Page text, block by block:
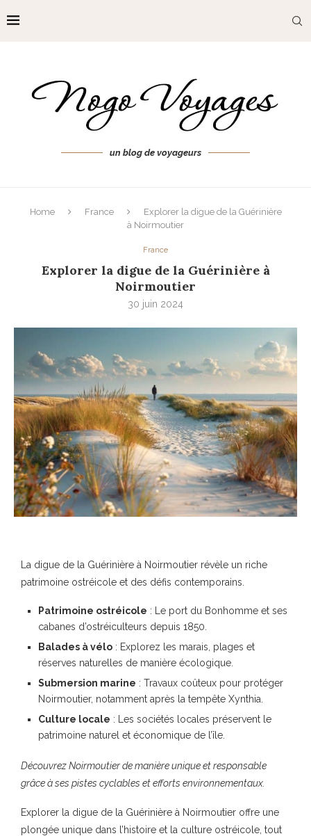
un blog de voyageurs
Home France
Explorer la digue de la Guérinière
à Noirmoutier
France
Explorer la digue de la Guérinière à
Noirmoutier
30 juin 2024
La digue de la Guérinière à Noirmoutier révèle un riche
patrimoine ostréicole et des défis contemporains.
Patrimoine ostréicole : Le port du Bonhomme et ses
cabanes d’ostréiculteurs depuis 1850.
Balades à vélo : Explorez les marais, plages et
réserves naturelles de manière écologique.
Submersion marine : Travaux coûteux pour protéger
Noirmoutier, notamment après la tempête Xynthia.
Culture locale : Les sociétés locales préservent le
patrimoine naturel et économique de l’île.
Découvrez Noirmoutier de manière unique et responsable
grâce à ses pistes cyclables et efforts environnementaux.
Explorer la digue de la Guérinière à Noirmoutier offre une
plongée unique dans l’histoire et la culture ostréicole, tout